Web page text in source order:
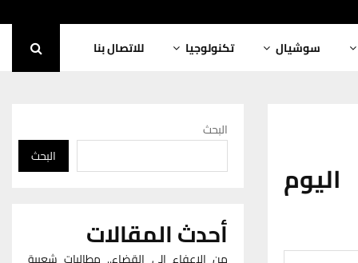
سوشيال تكنولوجيا للاتصال بنا
البحث
البحث
أحدث المقالات